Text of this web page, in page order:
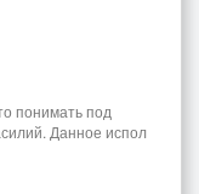
понимать под
Данное испол